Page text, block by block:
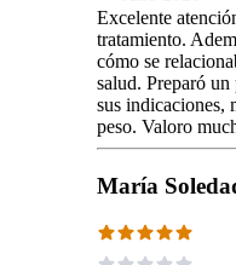
Excelente
tratamiento.
cómo se
salud. Preparó
sus indicaciones,
peso. Valoro
María